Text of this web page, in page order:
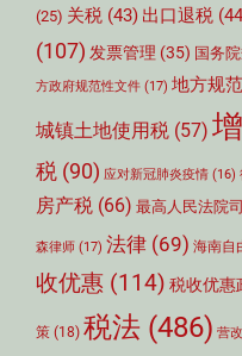
(25) 关税 (43) 出口退税
(107) 发票管理 (35) 国务
方政府规范性文件 (17) 地方规
城镇土地使用税 (57)
税 (90) 应对新冠肺炎疫情 (16)
房产税 (66) 最高人民法院
森律师 (17) 法律 (69) 海南自
收优惠 (114) 税收优惠
策 (18) 税法 (486) 营